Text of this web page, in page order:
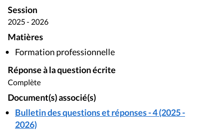
Session
2025 - 2026
Matières
Formation professionnelle
Réponse à la question écrite
Complète
Document(s) associé(s)
Bulletin des questions et réponses - 4 (2025 -
2026)